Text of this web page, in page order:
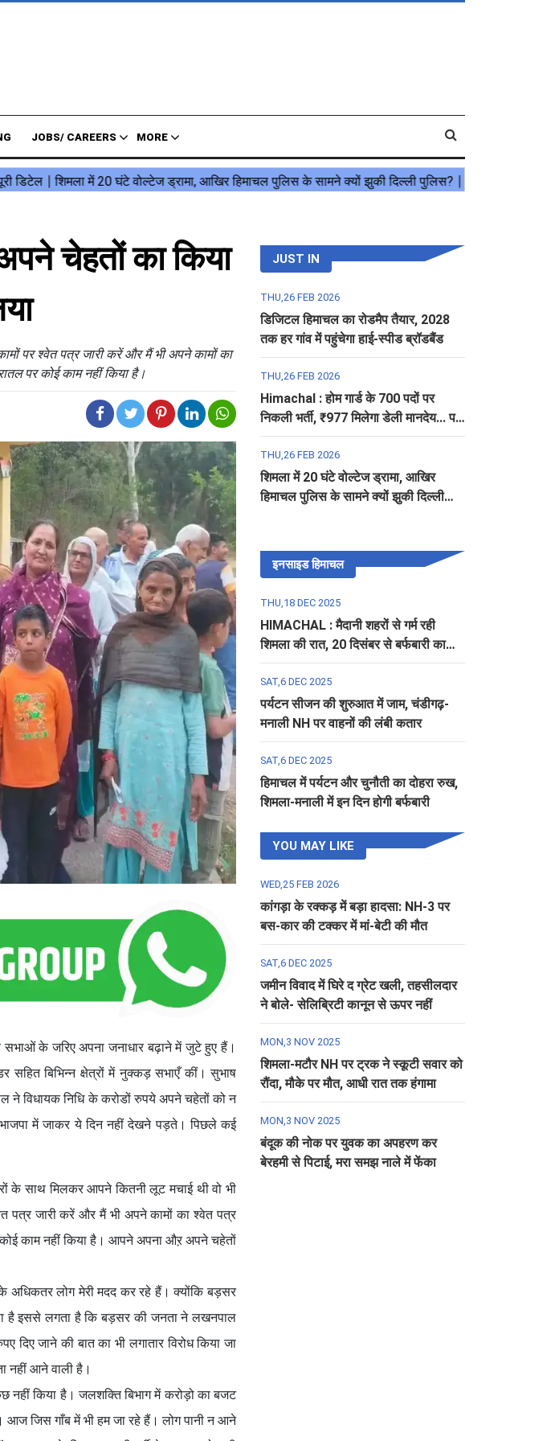
JOBS/ CAREERS MORE
चेहतों का किया
पर श्वेत पत्र जारी करें और मैं भी अपने कामों का
पर कोई काम नहीं किया है।
सभाओं के जरिए अपना जनाधार बढ़ाने में जुटे हुए हैं।
सहित बिभिन्न क्षेत्रों में नुक्कड़ सभाएँ कीं। सुभाष
ने विधायक निधि के करोडों रुपये अपने चहेतों को न
में जाकर ये दिन नहीं देखने पड़ते। पिछले कई
के साथ मिलकर आपने कितनी लूट मचाई थी वो भी
पत्र जारी करें और मैं भी अपने कामों का श्वेत पत्र
काम नहीं किया है। आपने अपना औऱ अपने चहेतों
लोग मेरी मदद कर रहे हैं। क्योंकि बड़सर
है इससे लगता है कि बड़सर की जनता ने लखनपाल
दिए जाने की बात का भी लगातार विरोध किया जा
नहीं आने वाली है।
नहीं किया है। जलशक्ति बिभाग में करोड़ो का बजट
आज जिस गाँब में भी हम जा रहे हैं। लोग पानी न आने
JUST IN
THU,26 FEB 2026
डिजिटल हिमाचल का रोडमैप तैयार, 2028
तक हर गांव में पहुंचेगा हाई-स्पीड ब्रॉडबैंड
THU,26 FEB 2026
Himachal : होम गार्ड के 700 पदों पर
निकली भर्ती, ₹977 मिलेगा डेली मानदेय... पढ़ें
पूरी डिटेल
THU,26 FEB 2026
शिमला में 20 घंटे वोल्टेज ड्रामा, आखिर
हिमाचल पुलिस के सामने क्यों झुकी दिल्ली
इनसाइड हिमाचल
THU,18 DEC 2025
HIMACHAL : मैदानी शहरों से गर्म रही
शिमला की रात, 20 दिसंबर से बर्फबारी का
अलर्ट
SAT,6 DEC 2025
पर्यटन सीजन की शुरुआत में जाम, चंडीगढ़-
मनाली NH पर वाहनों की लंबी कतार
SAT,6 DEC 2025
हिमाचल में पर्यटन और चुनौती का दोहरा रुख,
शिमला-मनाली में इन दिन होगी बर्फबारी
YOU MAY LIKE
WED,25 FEB 2026
कांगड़ा के रक्कड़ में बड़ा हादसा: NH-3 पर
बस-कार की टक्कर में मां-बेटी की मौत
SAT,6 DEC 2025
जमीन विवाद में घिरे द ग्रेट खली, तहसीलदार
ने बोले- सेलिब्रिटी कानून से ऊपर नहीं
MON,3 NOV 2025
शिमला-मटौर NH पर ट्रक ने स्कूटी सवार को
रौंदा, मौके पर मौत, आधी रात तक हंगामा
MON,3 NOV 2025
बंदूक की नोक पर युवक का अपहरण कर
बेरहमी से पिटाई, मरा समझ नाले में फेंका